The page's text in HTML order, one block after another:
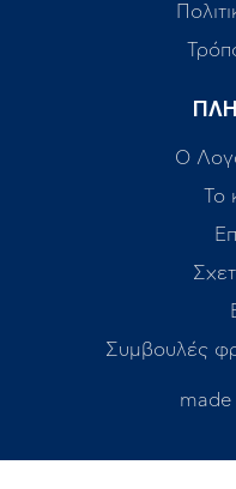
Ο
Το
Συμβουλές
made